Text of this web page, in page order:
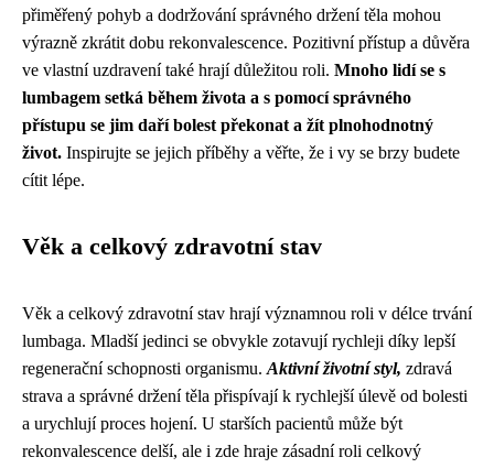
přiměřený pohyb a dodržování správného držení těla mohou
výrazně zkrátit dobu rekonvalescence. Pozitivní přístup a důvěra
ve vlastní uzdravení také hrají důležitou roli. Mnoho lidí se s
lumbagem setká během života a s pomocí správného
přístupu se jim daří bolest překonat a žít plnohodnotný
život. Inspirujte se jejich příběhy a věřte, že i vy se brzy budete
cítit lépe.
Věk a celkový zdravotní stav
Věk a celkový zdravotní stav hrají významnou roli v délce trvání
lumbaga. Mladší jedinci se obvykle zotavují rychleji díky lepší
regenerační schopnosti organismu. Aktivní životní styl, zdravá
strava a správné držení těla přispívají k rychlejší úlevě od bolesti
a urychlují proces hojení. U starších pacientů může být
rekonvalescence delší, ale i zde hraje zásadní roli celkový